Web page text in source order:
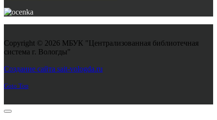
Copyright © 2026 МБУК "Централизованная библиотечная
система г. Вологды"
Создание сайта sait-vologda.ru
Goto Top